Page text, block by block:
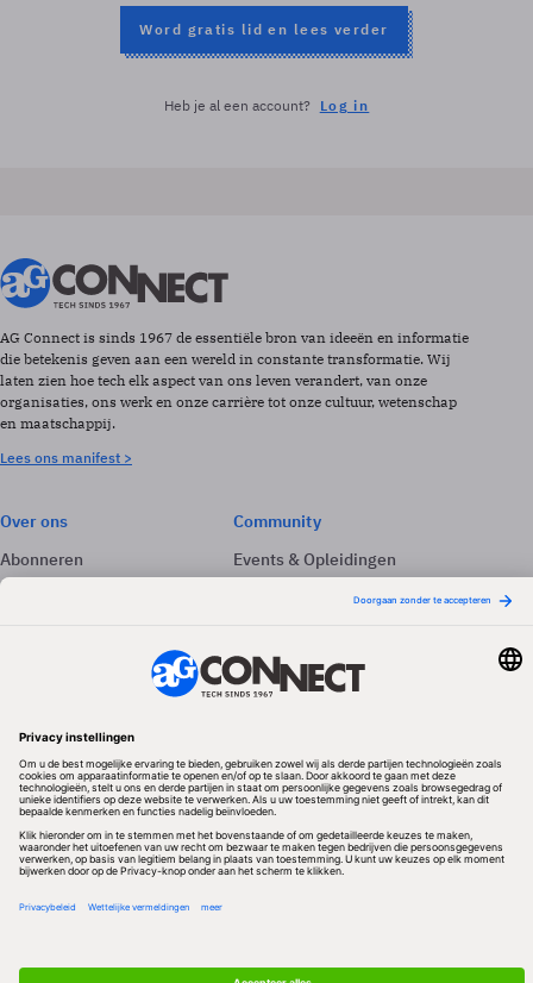
Word gratis lid en lees verder
Heb je al een account? Log in
AG Connect is sinds 1967 de essentiële bron van ideeën en informatie
die betekenis geven aan een wereld in constante transformatie. Wij
laten zien hoe tech elk aspect van ons leven verandert, van onze
organisaties, ons werk en onze carrière tot onze cultuur, wetenschap
en maatschappij.
Lees ons manifest >
Over ons
Abonneren
Adverteren
Community
Events & Opleidingen
Volg ons
Redactionele partner
Algemene Voorwaarden & Copyrights